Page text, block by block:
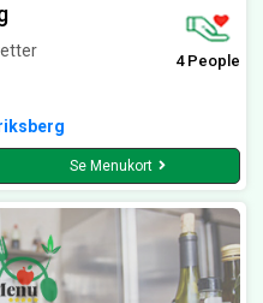
4 People
Se Menukort